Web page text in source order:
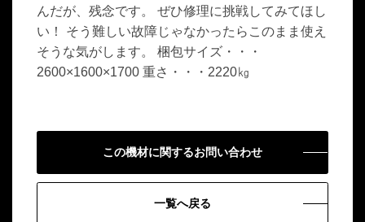
んだが、残念です。 ぜひ修理に挑戦してみてほし
い！ そう難しい故障じゃなかったらこのまま使え
そうな気がします。 梱包サイズ・・・
2600×1600×1700 重さ・・・2220㎏
この機材に関するお問い合わせ
一覧へ戻る